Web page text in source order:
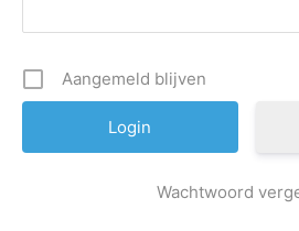
Aangemeld blijven
Wachtwoord